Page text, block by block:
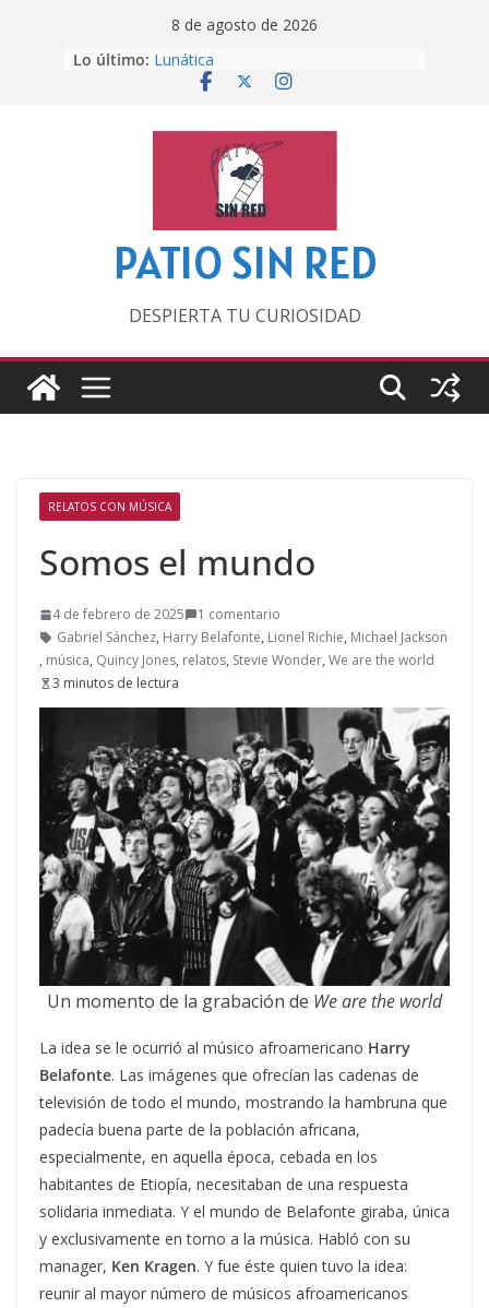
8 de agosto de 2026
Lo último: Lunática
Pero, hasta entonces…
‘La broma infinita’ de recomendar
lecturas veraniegas
Otra del Mundial
PATIO SIN RED
DESPIERTA TU CURIOSIDAD
RELATOS CON MÚSICA
Somos el mundo
4 de febrero de 2025
1 comentario
Gabriel Sánchez, Harry Belafonte, Lionel Richie, Michael Jackson
, música, Quincy Jones, relatos, Stevie Wonder, We are the world
3 minutos de lectura
Un momento de la grabación de We are the world
La idea se le ocurrió al músico afroamericano Harry
Belafonte. Las imágenes que ofrecían las cadenas de
televisión de todo el mundo, mostrando la hambruna que
padecía buena parte de la población africana,
especialmente, en aquella época, cebada en los
habitantes de Etiopía, necesitaban de una respuesta
solidaria inmediata. Y el mundo de Belafonte giraba, única
y exclusivamente en torno a la música. Habló con su
manager, Ken Kragen. Y fue éste quien tuvo la idea:
reunir al mayor número de músicos afroamericanos